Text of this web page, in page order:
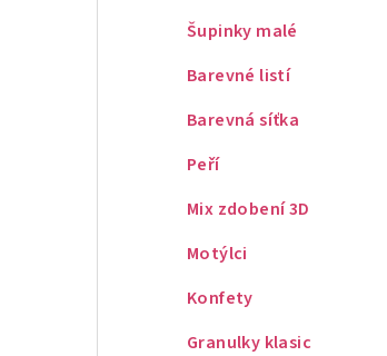
Šupinky malé
Barevné listí
Barevná síťka
Peří
Mix zdobení 3D
Motýlci
Konfety
Granulky klasic